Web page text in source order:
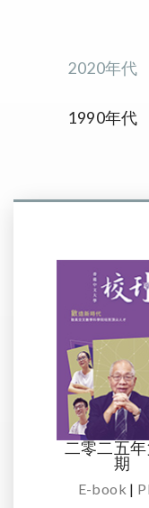
2020年代
1990年代
二零二五
期
E-book |